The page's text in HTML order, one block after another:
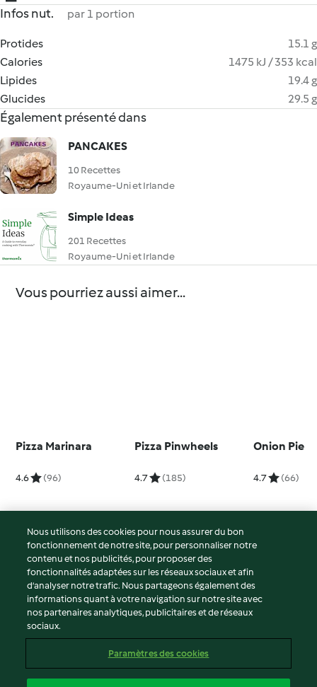
Infos nut. par 1 portion
Protides
15.1 g
Calories
1475 kJ / 353 kcal
Lipides
19.4 g
Glucides
29.5 g
Également présenté dans
PANCAKES
10 Recettes
Royaume-Uni et Irlande
Simple Ideas
201 Recettes
Royaume-Uni et Irlande
Vous pourriez aussi aimer...
Pizza Marinara
4.6 (96)
Pizza Pinwheels
4.7 (185)
Onion Pie
4.7 (66)
© Copyright 2026
Conditions d'utilisation
Politique de confidentialité
Non-responsabilité
Mentions légales
Contenu du rapport
Nous utilisons des cookies pour nous assurer du bon
fonctionnement de notre site, pour personnaliser notre
contenu et nos publicités, pour proposer des
fonctionnalités adaptées sur les réseaux sociaux et afin
d’analyser notre trafic. Nous partageons également des
informations quant à votre navigation sur notre site avec
nos partenaires analytiques, publicitaires et de réseaux
sociaux.
Paramètres des cookies